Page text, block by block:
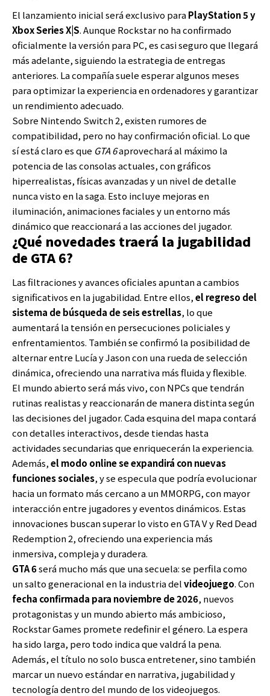
El lanzamiento inicial será exclusivo paraPlayStation 5 y
Xbox Series X|S. Aunque Rockstar no ha confirmado
oficialmente la versión para PC, es casi seguro que llegará
más adelante, siguiendo la estrategia de entregas
anteriores. La compañía suele esperar algunos meses
para optimizar la experiencia en ordenadores y garantizar
un rendimiento adecuado.
Sobre Nintendo Switch 2, existen rumores de
compatibilidad, pero no hay confirmación oficial. Lo que
sí está claro es que GTA 6aprovechará al máximo la
potencia de las consolas actuales, con gráficos
hiperrealistas, físicas avanzadas y un nivel de detalle
nunca visto en la saga. Esto incluye mejoras en
iluminación, animaciones faciales y un entorno más
dinámico que reaccionará a las acciones del jugador.
¿Qué novedades traerá la jugabilidad
de GTA 6?
Las filtraciones y avances oficiales apuntan a cambios
significativos en la jugabilidad. Entre ellos,el regreso del
sistema de búsqueda de seis estrellas, lo que
aumentará la tensión en persecuciones policiales y
enfrentamientos. También se confirmó la posibilidad de
alternar entre Lucía y Jason con una rueda de selección
dinámica, ofreciendo una narrativa más fluida y flexible.
El mundo abierto será más vivo, con NPCs que tendrán
rutinas realistas y reaccionarán de manera distinta según
las decisiones del jugador. Cada esquina del mapa contará
con detalles interactivos, desde tiendas hasta
actividades secundarias que enriquecerán la experiencia.
Además,el modo online se expandirá con nuevas
funciones sociales, y se especula que podría evolucionar
hacia un formato más cercano a un MMORPG, con mayor
interacción entre jugadores y eventos dinámicos. Estas
innovaciones buscan superar lo visto en GTA V y Red Dead
Redemption 2, ofreciendo una experiencia más
inmersiva, compleja y duradera.
GTA 6será mucho más que una secuela: se perfila como
un salto generacional en la industria delvideojuego. Con
fecha confirmada para noviembre de 2026, nuevos
protagonistas y un mundo abierto más ambicioso,
Rockstar Games promete redefinir el género. La espera
ha sido larga, pero todo indica que valdrá la pena.
Además, el título no solo busca entretener, sino también
marcar un nuevo estándar en narrativa, jugabilidad y
tecnología dentro del mundo de los videojuegos.